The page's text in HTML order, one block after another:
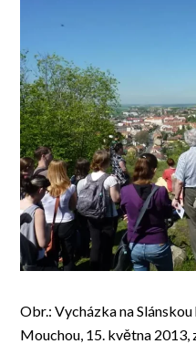
Obr.: Vycházka na
Mouchou, 15. května